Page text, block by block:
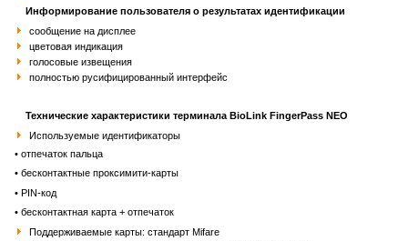
Информирование пользователя о результатах идентификации
сообщение на дисплее
цветовая индикация
голосовые извещения
полностью русифицированный интерфейс
Технические характеристики терминала BioLink FingerPass NEO
Используемые идентификаторы
• отпечаток пальца
• бесконтактные проксимити-карты
• PIN-код
• бесконтактная карта + отпечаток
Поддерживаемые карты: стандарт Mifare